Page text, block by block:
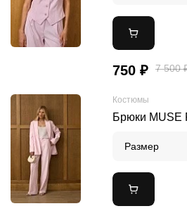
750 ₽ 7 500
Костюмы
Брюки MUSE
Размер